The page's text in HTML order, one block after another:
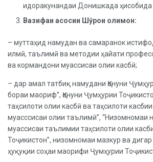
идоракунандаи Донишкада
Вазифаи асосии Шӯрои олимон:
– муттаҳид намудан ва самаранок
илмӣ, таълимӣ ва методии ҳайати
ва кормандони муассисаи олии касбӣ;
– дар амал татбиқ намудани Қонуни
бораи маориф”, Қонуни Ҷумҳурии
таҳсилоти олии касбӣ ва таҳсилоти
муасссисаи олии таълимӣ”, “Низомномаи
муассисаи таълимии таҳсилоти олии
Тоҷикистон”, низомномаи мазкур ва
ҳуқуқии соҳаи маорифи Ҷумҳурии